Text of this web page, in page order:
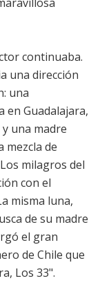
continuaba.
una dirección
una
en Guadalajara,
una madre
mezcla de
milagros del
con el
misma luna,
de su madre
el gran
de Chile que
Los 33".